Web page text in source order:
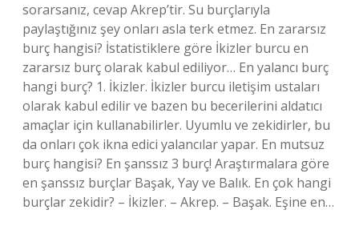
sorarsanız, cevap Akrep’tir. Su burçlarıyla
paylaştığınız şey onları asla terk etmez. En zararsız
burç hangisi? İstatistiklere göre İkizler burcu en
zararsız burç olarak kabul ediliyor… En yalancı burç
hangi burç? 1. İkizler. İkizler burcu iletişim ustaları
olarak kabul edilir ve bazen bu becerilerini aldatıcı
amaçlar için kullanabilirler. Uyumlu ve zekidirler, bu
da onları çok ikna edici yalancılar yapar. En mutsuz
burç hangisi? En şanssız 3 burç! Araştırmalara göre
en şanssız burçlar Başak, Yay ve Balık. En çok hangi
burçlar zekidir? – İkizler. – Akrep. – Başak. Eşine en…